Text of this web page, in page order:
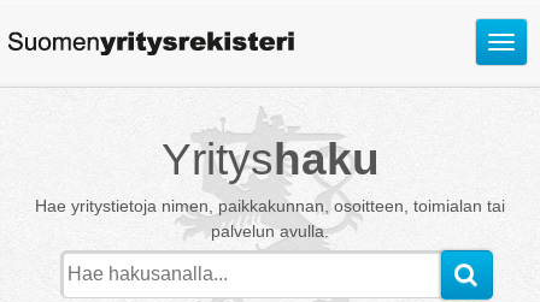
Avaa
Yrityshaku
Hae yritystietoja nimen, paikkakunnan, osoitteen, toimialan tai
palvelun avulla.